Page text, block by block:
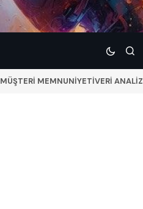
MÜŞTERİ MEMNUNİYETİVERİ ANALİZ